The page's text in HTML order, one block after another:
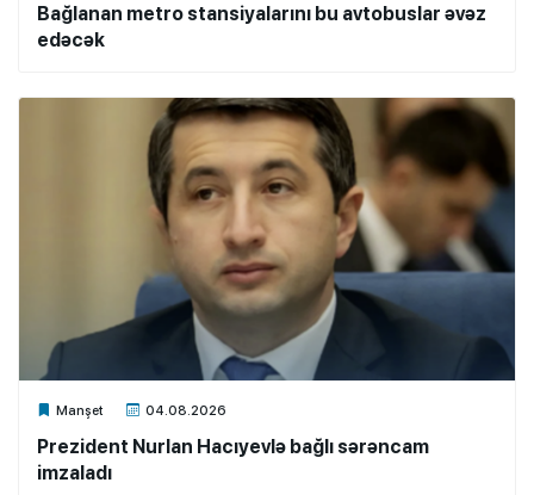
Bağlanan metro stansiyalarını bu avtobuslar əvəz
edəcək
Manşet 04.08.2026
Xalq.Online
Prezident Nurlan Hacıyevlə bağlı sərəncam
imzaladı